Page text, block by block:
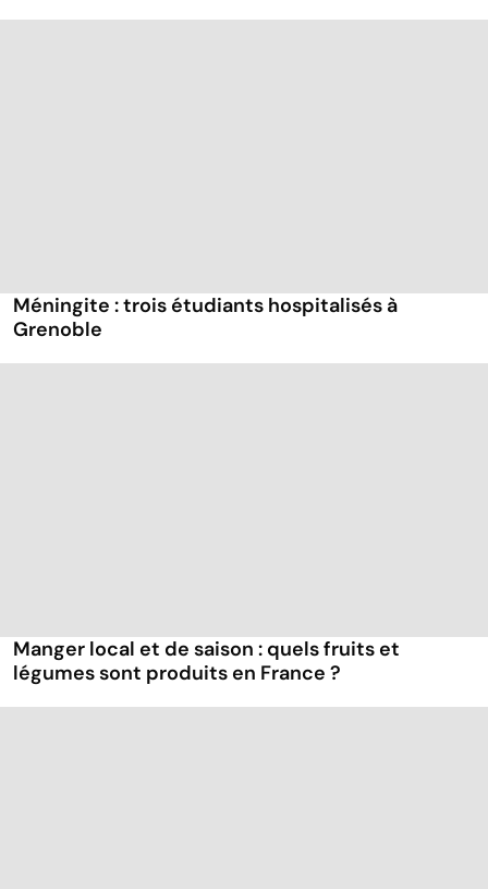
Méningite : trois étudiants hospitalisés à
Grenoble
Manger local et de saison : quels fruits et
légumes sont produits en France ?